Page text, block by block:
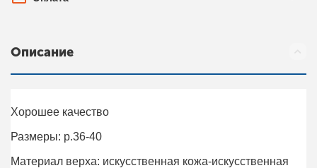
Описание
Хорошее качество
Размеры: р.36-40
Материал верха: искусственная кожа-искусственная